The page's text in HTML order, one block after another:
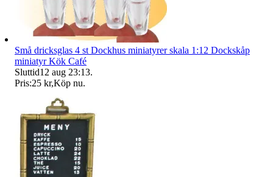
Små dricksglas 4 st Dockhus miniatyrer skala 1:12 Dockskåp
miniatyr Kök Café
Sluttid12 aug 23:13.
Pris:25 kr,Köp nu.